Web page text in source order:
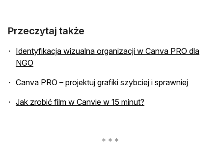
Przeczytaj także
Identyfikacja wizualna organizacji w Canva PRO dla
NGO
Canva PRO – projektuj grafiki szybciej i sprawniej
Jak zrobić film w Canvie w 15 minut?